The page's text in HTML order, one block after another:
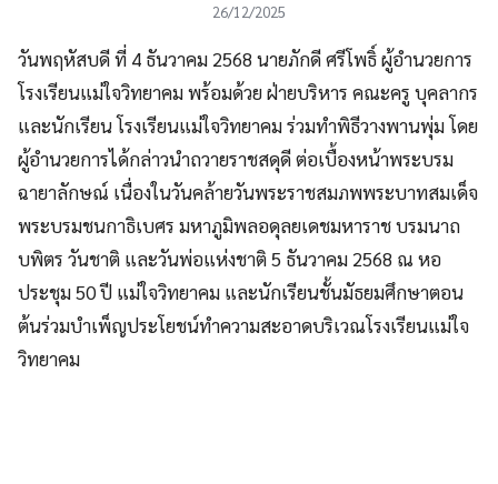
26/12/2025
วันพฤหัสบดี ที่ 4 ธันวาคม 2568 นายภักดี ศรีโพธิ์ ผู้อำนวยการ
โรงเรียนแม่ใจวิทยาคม พร้อมด้วย ฝ่ายบริหาร คณะครู บุคลากร
และนักเรียน โรงเรียนแม่ใจวิทยาคม ร่วมทำพิธีวางพานพุ่ม โดย
ผู้อำนวยการได้กล่าวนำถวายราชสดุดี ต่อเบื้องหน้าพระบรม
ฉายาลักษณ์ เนื่องในวันคล้ายวันพระราชสมภพพระบาทสมเด็จ
พระบรมชนกาธิเบศร มหาภูมิพลอดุลยเดชมหาราช บรมนาถ
บพิตร วันชาติ และวันพ่อแห่งชาติ 5 ธันวาคม 2568 ณ หอ
ประชุม 50 ปี แม่ใจวิทยาคม และนักเรียนชั้นมัธยมศึกษาตอน
ต้นร่วมบำเพ็ญประโยชน์ทำความสะอาดบริเวณโรงเรียนแม่ใจ
วิทยาคม